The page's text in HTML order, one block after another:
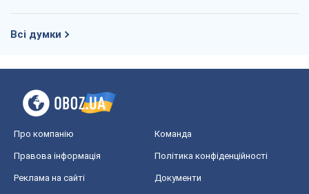
Всі думки
Про компанію Команда
Правова інформація Політика конфіденційності
Реклама на сайті Документи